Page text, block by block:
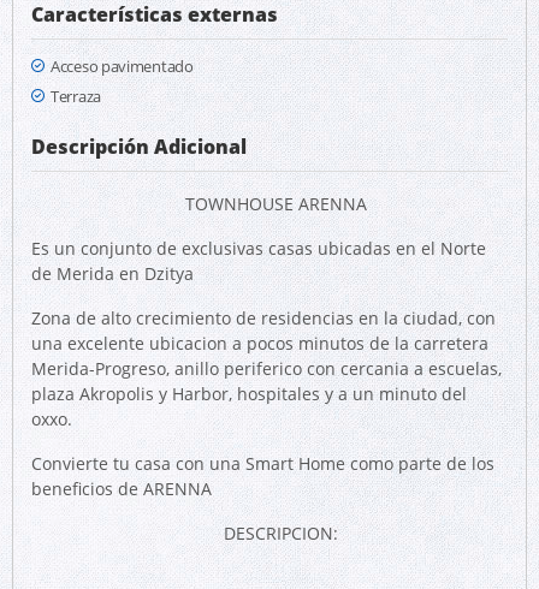
Características externas
Acceso pavimentado
Terraza
Descripción Adicional
TOWNHOUSE ARENNA
Es un conjunto de exclusivas casas ubicadas en el Norte
de Merida en Dzitya
Zona de alto crecimiento de residencias en la ciudad, con
una excelente ubicacion a pocos minutos de la carretera
Merida-Progreso, anillo periferico con cercania a escuelas,
plaza Akropolis y Harbor, hospitales y a un minuto del
oxxo.
Convierte tu casa con una Smart Home como parte de los
beneficios de ARENNA
DESCRIPCION: